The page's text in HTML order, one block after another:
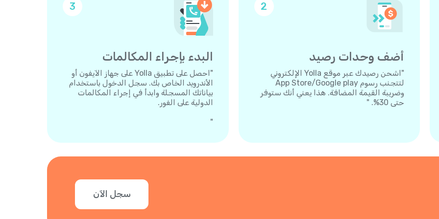
2
أضف وحدات رصيد
"اشحن رصيدك عبر موقع Yolla الإلكتروني
لتتجنب رسوم App Store/Google play
وضريبة القيمة المضافة. هذا يعني أنك ستوفر
حتى 30%. "
3
البدء بإجراء المكالمات
"احصل على تطبيق Yolla على جهاز الآيفون أو
الأندرويد الخاص بك. سجل الدخول باستخدام
بياناتك المسجلة وابدأ في إجراء المكالمات
الدولية على الفور.
"
سجل الآن